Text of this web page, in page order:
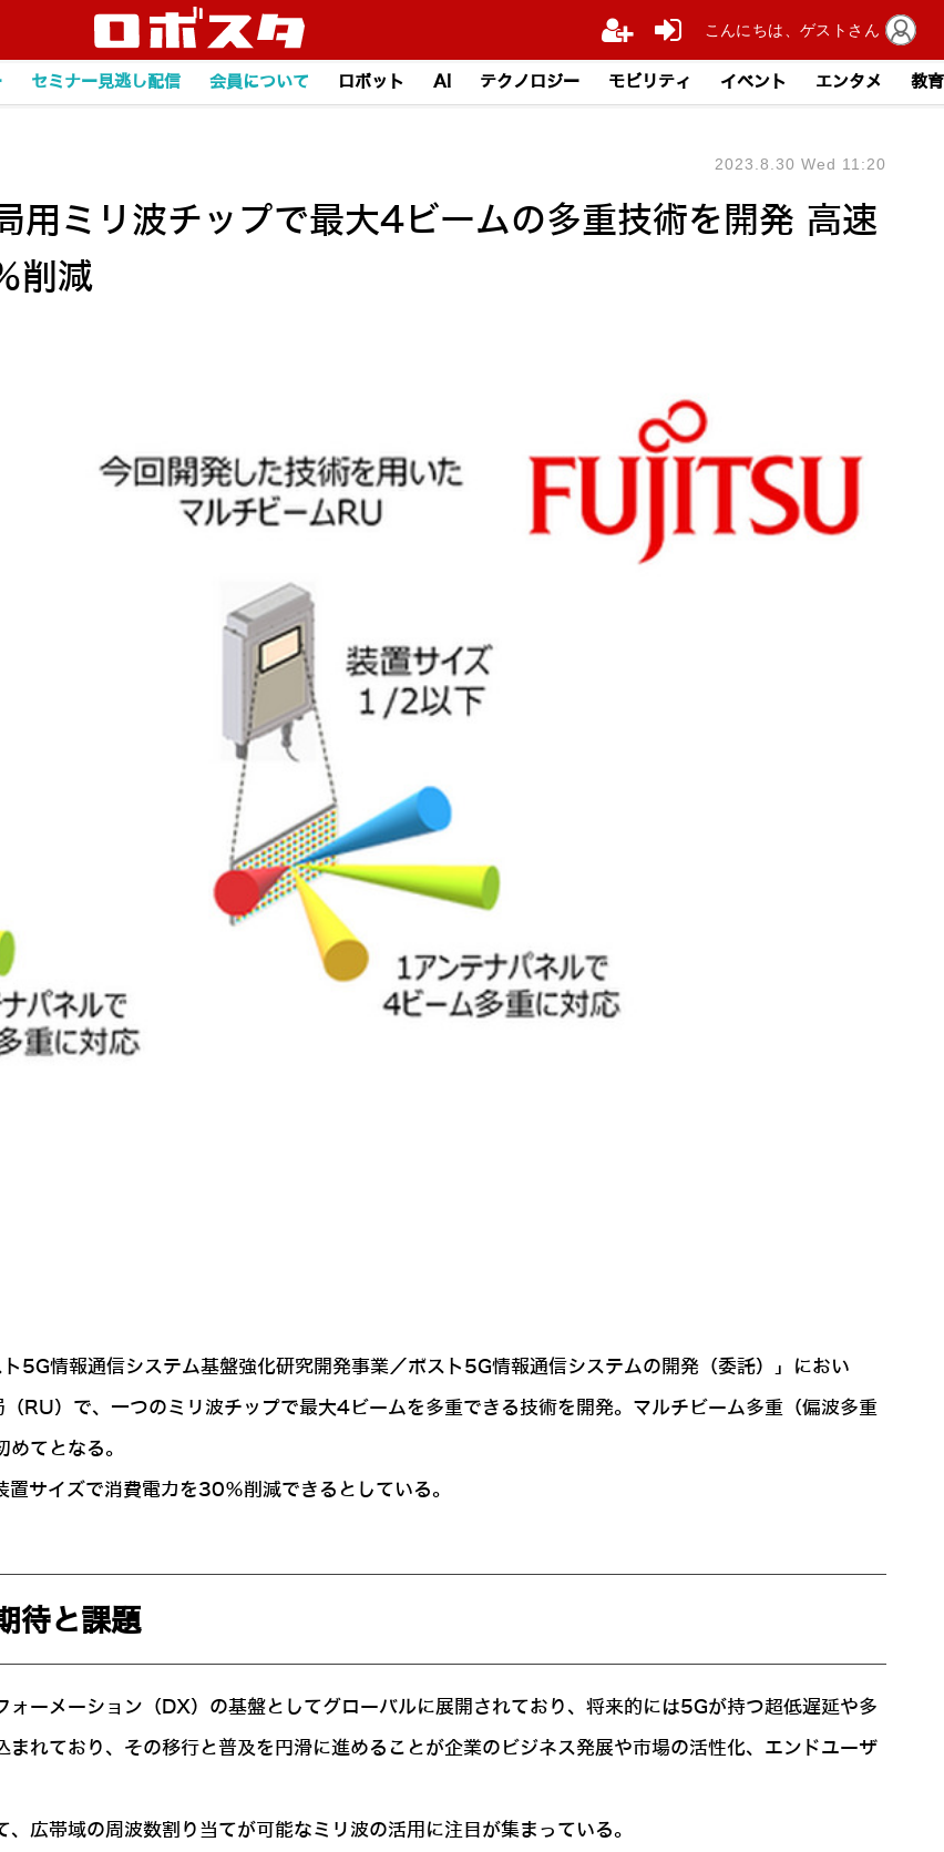
セミナー見逃し配信 会員について ロボット AI テクノロジー モビリティ イベント エンタメ 教育
用ミリ波チップで最大4ビームの多重技術を開発 高速
削減
2023.8.30 Wed 11:20
5G情報通信システム基盤強化研究開発事業／ポスト5G情報通信システムの開発（委託）」におい
RU）で、一つのミリ波チップで最大4ビームを多重できる技術を開発。マルチビーム多重（偏波多重
てとなる。
サイズで消費電力を30％削減できるとしている。
待と課題
ーメーション（DX）の基盤としてグローバルに展開されており、将来的には5Gが持つ超低遅延や多
れており、その移行と普及を円滑に進めることが企業のビジネス発展や市場の活性化、エンドユーザ
広帯域の周波数割り当てが可能なミリ波の活用に注目が集まっている。
こんにちは、ゲストさん